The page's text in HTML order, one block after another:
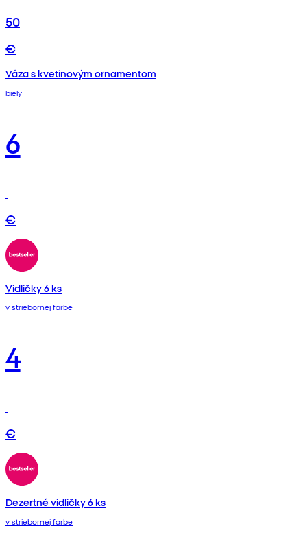
50
€
Váza s kvetinovým ornamentom
biely
6
€
Vidličky 6 ks
v striebornej farbe
4
€
Dezertné vidličky 6 ks
v striebornej farbe